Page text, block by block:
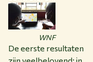
WNF
De eerste resultaten